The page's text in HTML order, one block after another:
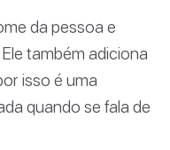
da pessoa e
também adiciona
isso é uma
quando se fala de